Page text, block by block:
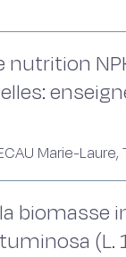
nutrition
Marie-
biomasse
(L.